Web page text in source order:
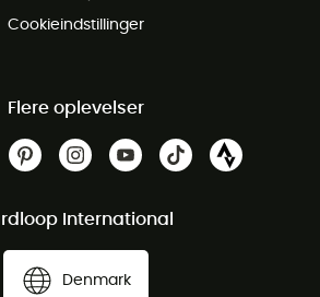
Cookieindstillinger
Flere oplevelser
International
Denmark